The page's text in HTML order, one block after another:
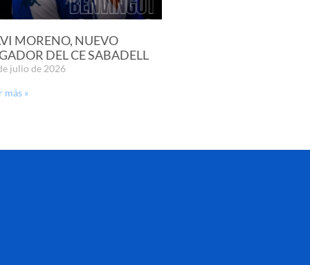
MORENO, NUEVO
DEL CE SABADELL
julio de 2026
más »